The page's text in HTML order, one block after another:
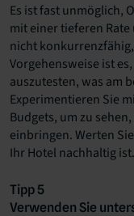
Es ist fast unmöglich,
mit einer tieferen
nicht
Vorgehensweise ist
auszutesten, was am
Experimentieren Sie
Budgets, um zu
einbringen. Werten
Ihr Hotel nachhaltig ist.
Tipp 5
Verwenden Sie